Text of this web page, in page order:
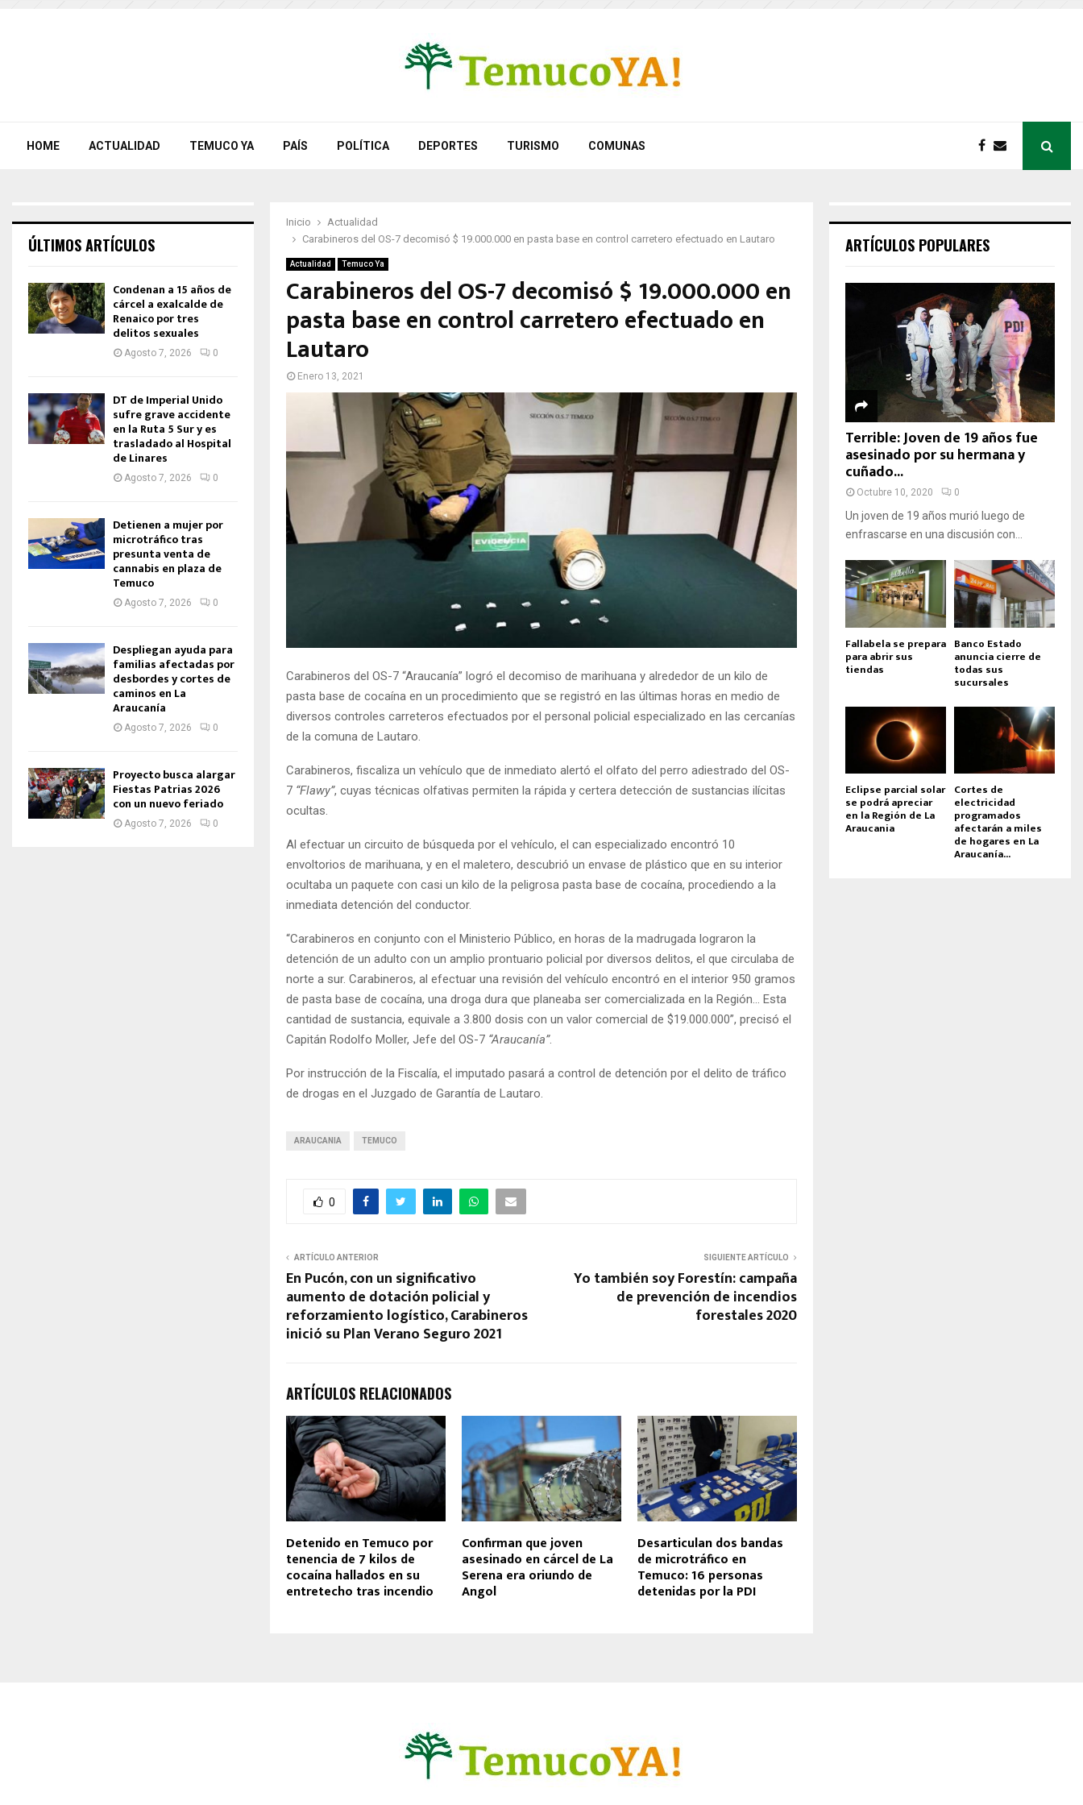
HOME ACTUALIDAD TEMUCO YA PAÍS POLÍTICA DEPORTES TURISMO COMUNAS
Inicio
Actualidad
Carabineros del OS-7 decomisó $ 19.000.000 en pasta base en control carretero efectuado en Lautaro
Actualidad Temuco Ya
Carabineros del OS-7 decomisó $ 19.000.000 en
pasta base en control carretero efectuado en
Lautaro
Enero 13, 2021
Carabineros del OS-7 “Araucanía” logró el decomiso de marihuana y alrededor de un kilo de
pasta base de cocaína en un procedimiento que se registró en las últimas horas en medio de
diversos controles carreteros efectuados por el personal policial especializado en las cercanías
de la comuna de Lautaro.
Carabineros, fiscaliza un vehículo que de inmediato alertó el olfato del perro adiestrado del OS-
7 “Flawy”, cuyas técnicas olfativas permiten la rápida y certera detección de sustancias ilícitas
ocultas.
Al efectuar un circuito de búsqueda por el vehículo, el can especializado encontró 10
envoltorios de marihuana, y en el maletero, descubrió un envase de plástico que en su interior
ocultaba un paquete con casi un kilo de la peligrosa pasta base de cocaína, procediendo a la
inmediata detención del conductor.
“Carabineros en conjunto con el Ministerio Público, en horas de la madrugada lograron la
detención de un adulto con un amplio prontuario policial por diversos delitos, el que circulaba de
norte a sur. Carabineros, al efectuar una revisión del vehículo encontró en el interior 950 gramos
de pasta base de cocaína, una droga dura que planeaba ser comercializada en la Región… Esta
cantidad de sustancia, equivale a 3.800 dosis con un valor comercial de $19.000.000”, precisó el
Capitán Rodolfo Moller, Jefe del OS-7 “Araucanía”.
Por instrucción de la Fiscalía, el imputado pasará a control de detención por el delito de tráfico
de drogas en el Juzgado de Garantía de Lautaro.
ARAUCANIA TEMUCO
0
ARTÍCULO ANTERIOR
En Pucón, con un significativo
aumento de dotación policial y
reforzamiento logístico, Carabineros
inició su Plan Verano Seguro 2021
SIGUIENTE ARTÍCULO
Yo también soy Forestín: campaña
de prevención de incendios
forestales 2020
ARTÍCULOS RELACIONADOS
Detenido en Temuco por
tenencia de 7 kilos de
cocaína hallados en su
entretecho tras incendio
Confirman que joven
asesinado en cárcel de La
Serena era oriundo de
Angol
Desarticulan dos bandas
de microtráfico en
Temuco: 16 personas
detenidas por la PDI
ÚLTIMOS ARTÍCULOS
Condenan a 15 años de
cárcel a exalcalde de
Renaico por tres
delitos sexuales
Agosto 7, 2026 0
DT de Imperial Unido
sufre grave accidente
en la Ruta 5 Sur y es
trasladado al Hospital
de Linares
Agosto 7, 2026 0
Detienen a mujer por
microtráfico tras
presunta venta de
cannabis en plaza de
Temuco
Agosto 7, 2026 0
Despliegan ayuda para
familias afectadas por
desbordes y cortes de
caminos en La
Araucanía
Agosto 7, 2026 0
Proyecto busca alargar
Fiestas Patrias 2026
con un nuevo feriado
Agosto 7, 2026 0
ARTÍCULOS POPULARES
Terrible: Joven de 19 años fue
asesinado por su hermana y
cuñado...
Octubre 10, 2020 0
Un joven de 19 años murió luego de
enfrascarse en una discusión con...
Fallabela se prepara
para abrir sus
tiendas
Banco Estado
anuncia cierre de
todas sus
sucursales
Eclipse parcial solar
se podrá apreciar
en la Región de La
Araucania
Cortes de
electricidad
programados
afectarán a miles
de hogares en La
Araucanía...